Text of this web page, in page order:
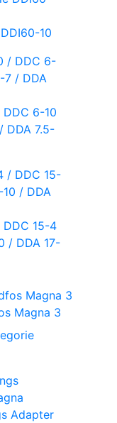
10
6-10
DDA 7.5-
DDC 15-4
/ DDA 17-
Magna 3
Adapter